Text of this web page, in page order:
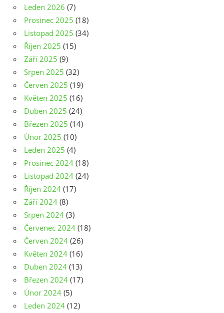
Leden 2026 (7)
Prosinec 2025 (18)
Listopad 2025 (34)
Říjen 2025 (15)
Září 2025 (9)
Srpen 2025 (32)
Červen 2025 (19)
Květen 2025 (16)
Duben 2025 (24)
Březen 2025 (14)
Únor 2025 (10)
Leden 2025 (4)
Prosinec 2024 (18)
Listopad 2024 (24)
Říjen 2024 (17)
Září 2024 (8)
Srpen 2024 (3)
Červenec 2024 (18)
Červen 2024 (26)
Květen 2024 (16)
Duben 2024 (13)
Březen 2024 (17)
Únor 2024 (5)
Leden 2024 (12)